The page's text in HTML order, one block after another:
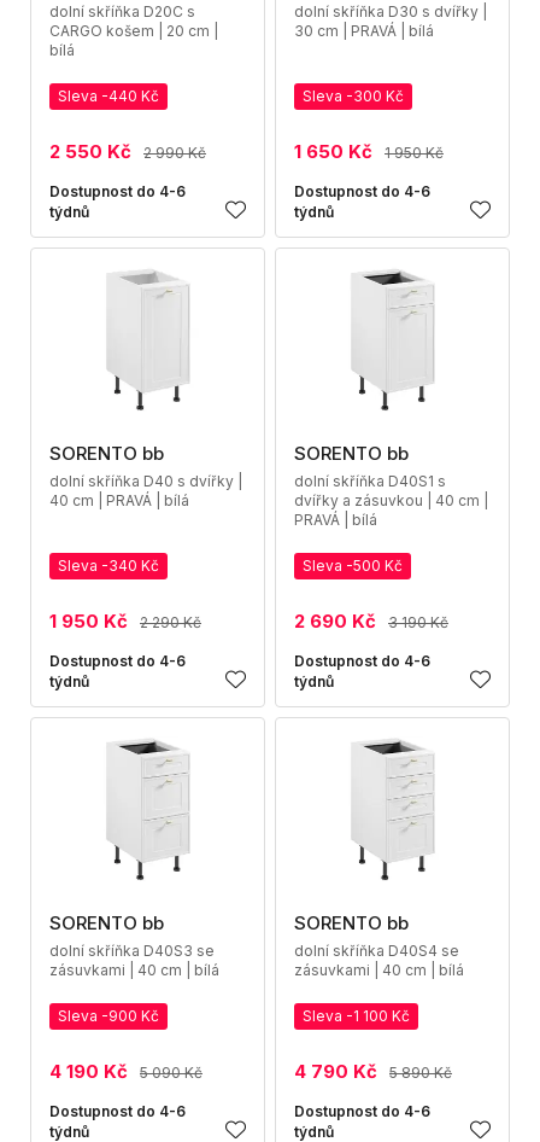
dolní skříňka D20C s
CARGO košem | 20 cm |
bílá
Sleva -440 Kč
2 550 Kč 2 990 Kč
Dostupnost do 4-6
týdnů
dolní skříňka D30 s dvířky |
30 cm | PRAVÁ | bílá
Sleva -300 Kč
1 650 Kč 1 950 Kč
Dostupnost do 4-6
týdnů
SORENTO bb
dolní skříňka D40 s dvířky |
40 cm | PRAVÁ | bílá
Sleva -340 Kč
1 950 Kč 2 290 Kč
Dostupnost do 4-6
týdnů
SORENTO bb
dolní skříňka D40S1 s
dvířky a zásuvkou | 40 cm |
PRAVÁ | bílá
Sleva -500 Kč
2 690 Kč 3 190 Kč
Dostupnost do 4-6
týdnů
SORENTO bb
dolní skříňka D40S3 se
zásuvkami | 40 cm | bílá
Sleva -900 Kč
4 190 Kč 5 090 Kč
Dostupnost do 4-6
týdnů
SORENTO bb
dolní skříňka D40S4 se
zásuvkami | 40 cm | bílá
Sleva -1 100 Kč
4 790 Kč 5 890 Kč
Dostupnost do 4-6
týdnů